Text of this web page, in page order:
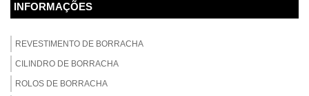
INFORMAÇÕES
REVESTIMENTO DE BORRACHA
CILINDRO DE BORRACHA
ROLOS DE BORRACHA